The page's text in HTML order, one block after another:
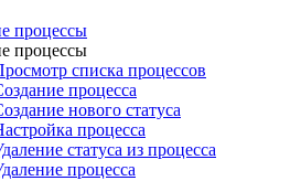
процессы
процессы
списка процессов
процесса
нового статуса
процесса
статуса из процесса
процесса